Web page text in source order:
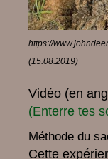
https://
(15.08.2019)
Vidéo (en
(Enterre tes
Méthode du
Cette